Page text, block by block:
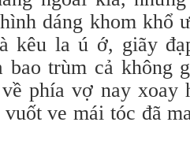
dáng khom khổ
kêu la ú ớ, giãy
bao trùm cả không
phía vợ nay xoay
ve mái tóc đã